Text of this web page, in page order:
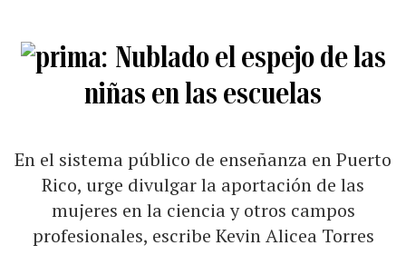
Nublado el espejo de las
niñas en las escuelas
En el sistema público de enseñanza en Puerto
Rico, urge divulgar la aportación de las
mujeres en la ciencia y otros campos
profesionales, escribe Kevin Alicea Torres